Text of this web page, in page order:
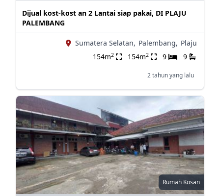
Dijual kost-kost an 2 Lantai siap pakai, DI PLAJU
PALEMBANG
Sumatera Selatan, Palembang, Plaju
154m2 154m2 9 9
2 tahun yang lalu
Rumah Kosan